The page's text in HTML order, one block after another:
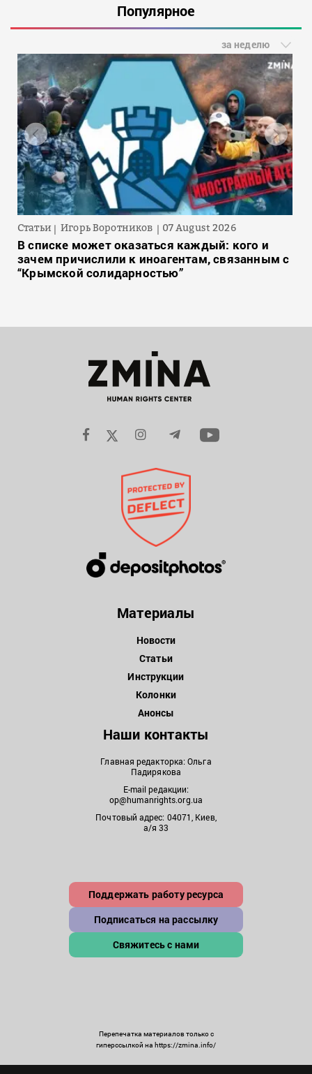
Популярное
за неделю
Статьи Игорь Воротников 07 August 2026
В списке может оказаться каждый: кого и
зачем причислили к иноагентам, связанным с
“Крымской солидарностью”
Материалы
Новости
Статьи
Инструкции
Колонки
Анонсы
Наши контакты
Главная редакторка: Ольга
Падирякова
E-mail редакции:
op@humanrights.org.ua
Почтовый адрес: 04071, Киев,
а/я 33
Поддержать работу ресурса
Подписаться на рассылку
Свяжитесь с нами
Перепечатка материалов только с
гиперссылкой на https://zmina.info/